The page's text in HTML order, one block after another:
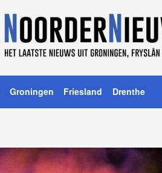
Groningen Friesland Drenthe